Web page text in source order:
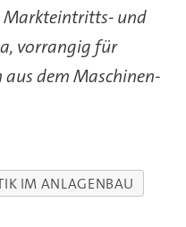
Markteintritts- und
vorrangig für
dem Maschinen-
IM ANLAGENBAU